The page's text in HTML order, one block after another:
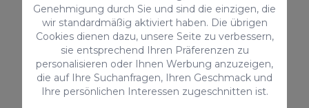
Willst du dir eine Luxuswohnung in
Maspalomas gönnen? Wir haben ein paar
Ferienwohnungen, die aussehen, als wären sie
aus den besten Deluxe-Katalogen
entsprungen. Ausgestattet mit den besten
Genehmigung durch Sie und sind die einzigen, die
wir standardmäßig aktiviert haben. Die übrigen
Cookies dienen dazu, unsere Seite zu verbessern,
sie entsprechend Ihren Präferenzen zu
personalisieren oder Ihnen Werbung anzuzeigen,
die auf Ihre Suchanfragen, Ihren Geschmack und
Ihre persönlichen Interessen zugeschnitten ist.